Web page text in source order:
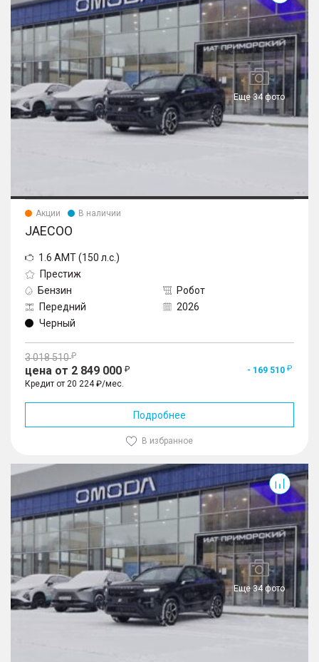
Еще 34 фото
Акции В наличии
JAECOO
1.6 AMT (150 л.с.)
Престиж
Бензин
Робот
Передний
2026
Черный
3 018 510
цена от 2 849 000
- 169 510
Кредит от 20 224 ₽/мес.
Подробнее
В избранное
Еще 34 фото